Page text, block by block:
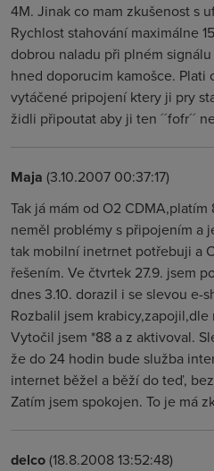
4M. Jinak co mam zkušenost s
Rychlost stahování maximálne
dobrou naladu při plném
hned doporucim kamošce. Plati
vytáčené pripojení ktery ji pry
židli připoutat aby ji ten ´´fofr´´
Maja (3.10.2007 00:37:17)
Tak já mám od O2 CDMA,platím
neměl problémy s připojením a
tak mobilní inetrnet potřebuji a
řešením. Ve čtvrtek 27.9. jsem
dnes 3.10. dorazil i se slevou e-
Rozbalil jsem
Vytočil jsem *88 a z aktivoval.
že do 24 hodin bude služba
internet běžel a běží do teď,
Zatím jsem spokojen. To je má
delco(18.8.2008 13:52:48)